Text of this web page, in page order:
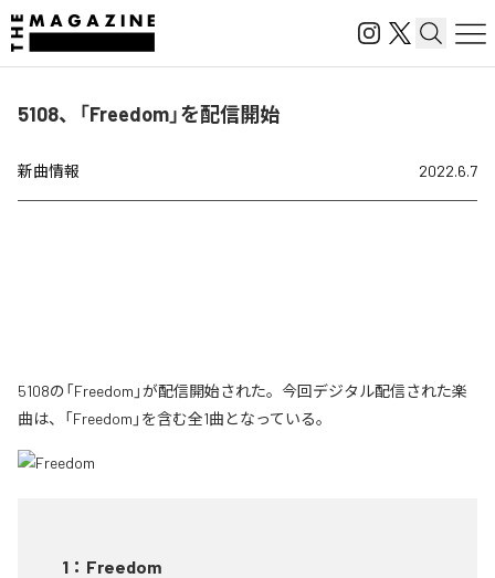
5108、「Freedom」を配信開始
新曲情報 2022.6.7
5108の「Freedom」が配信開始された。今回デジタル配信された楽
曲は、「Freedom」を含む全1曲となっている。
1 ： Freedom